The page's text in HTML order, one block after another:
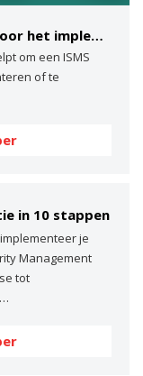
Stappenplan en Succesfactoren voor het implementeren van een ISMS
om een ISMS
of te
in 10 stappen
je
Management
tot